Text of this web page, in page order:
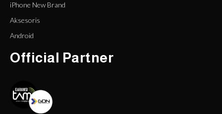
iPhone New Brand
Aksesoris
Android
Official Partner